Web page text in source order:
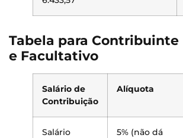
Tabela para
e Facultativo
Salário de
Contribuição
Alíquota
Salário
5% (não dá